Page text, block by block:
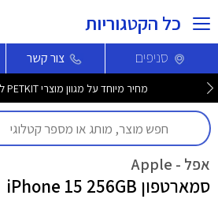
כל הקטגוריות
סניפים צור קשר
מחיר מיוחד על מגוון מוצרי PETKIT לחברי מועדון >>
אפל - Apple
סמארטפון iPhone 15 256GB